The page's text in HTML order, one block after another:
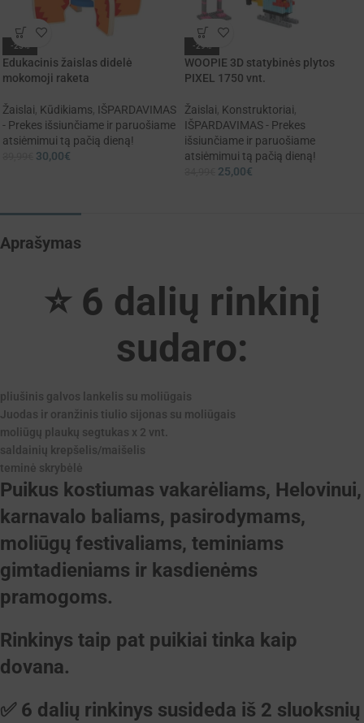
-25%
Edukacinis žaislas didelė
mokomoji raketa
Žaislai, Kūdikiams, IŠPARDAVIMAS
- Prekes išsiunčiame ir paruošiame
atsiėmimui tą pačią dieną!
30,00€
-29%
WOOPIE 3D statybinės plytos
PIXEL 1750 vnt.
Žaislai, Konstruktoriai,
IŠPARDAVIMAS - Prekes
išsiunčiame ir paruošiame
atsiėmimui tą pačią dieną!
25,00€
Aprašymas
⭐ 6 dalių rinkinį
sudaro:
pliušinis galvos lankelis su moliūgais
Juodas ir oranžinis tiulio sijonas su moliūgais
moliūgų plaukų segtukas x 2 vnt.
saldainių krepšelis/maišelis
teminė skrybėlė
Puikus kostiumas vakarėliams, Helovinui,
karnavalo baliams, pasirodymams,
moliūgų festivaliams, teminiams
gimtadieniams ir kasdienėms
pramogoms.
Rinkinys taip pat puikiai tinka kaip
dovana.
✅ 6 dalių rinkinys susideda iš 2 sluoksnių